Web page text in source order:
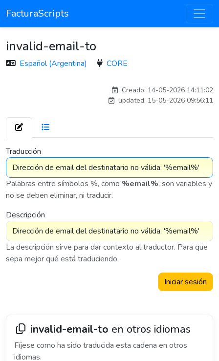
FacturaScripts
invalid-email-to
Español (Argentina) CORE
Creado: 14-05-2026 14:11:02
updated: 15-05-2026 09:56:11
Traducción
Palabras entre símbolos %, como %email%, son variables y
no se deben eliminar, ni traducir.
Descripción
La descripción sirve para dar contexto al traductor. Para que
sepa mejor qué está traduciendo.
Iniciar sesión
invalid-email-to en otros idiomas
Fíjese como ha sido traducida esta cadena en otros
idiomas.